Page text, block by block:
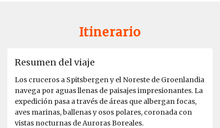
Itinerario
Resumen del viaje
Los cruceros a Spitsbergen y el Noreste de Groenlandia
navega por aguas llenas de paisajes impresionantes. La
expedición pasa a través de áreas que albergan focas,
aves marinas, ballenas y osos polares, coronada con
vistas nocturnas de Auroras Boreales.